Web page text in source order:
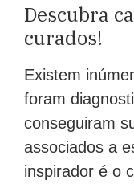
Descubra
curados!
Existem
foram
conseguiram
associados a
inspirador é o